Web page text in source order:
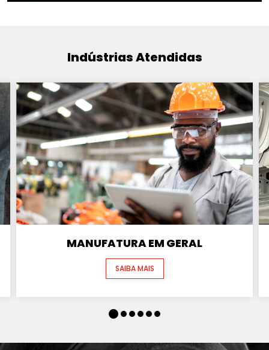
Indústrias Atendidas
MANUFATURA EM GERAL
SAIBA MAIS